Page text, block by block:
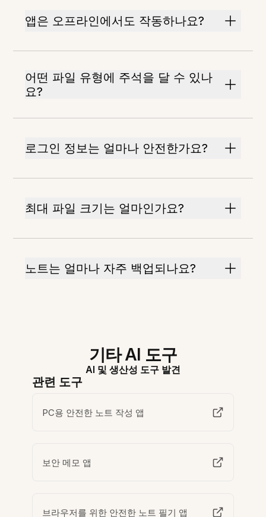
앱은 오프라인에서도 작동하나요?
어떤 파일 유형에 주석을 달 수 있나
요?
로그인 정보는 얼마나 안전한가요?
최대 파일 크기는 얼마인가요?
노트는 얼마나 자주 백업되나요?
기타 AI 도구
AI 및 생산성 도구 발견
관련 도구
PC용 안전한 노트 작성 앱
보안 메모 앱
브라우저를 위한 안전한 노트 필기 앱